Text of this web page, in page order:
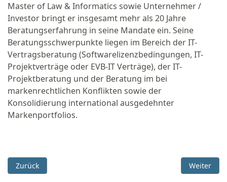
Master of Law & Informatics sowie Unternehmer /
Investor bringt er insgesamt mehr als 20 Jahre
Beratungserfahrung in seine Mandate ein. Seine
Beratungsschwerpunkte liegen im Bereich der IT-
Vertragsberatung (Softwarelizenzbedingungen, IT-
Projektverträge oder EVB-IT Verträge), der IT-
Projektberatung und der Beratung im bei
markenrechtlichen Konflikten sowie der
Konsolidierung international ausgedehnter
Markenportfolios.
Vorheriger Beitrag: LG Hamburg: Einsatz von Google
Zurück Nächster
Weiter